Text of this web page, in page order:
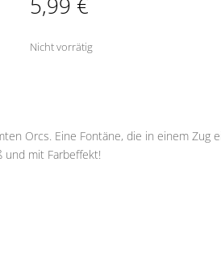
5,99 €
Nicht vorrätig
Orcs. Eine Fontäne, die in einem Zug
und mit Farbeffekt!